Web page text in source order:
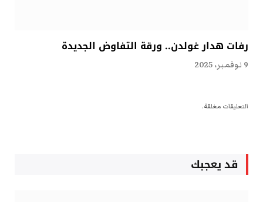
رفات هدار غولدن.. ورقة التفاوض الجديدة
9 نوفمبر، 2025
التعليقات مغلقة.
قد يعجبك